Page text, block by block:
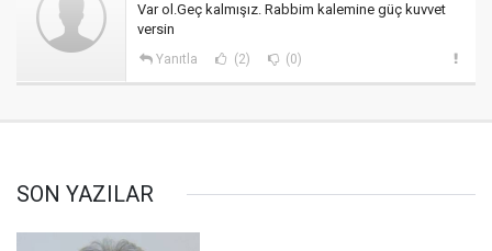
Var ol.Geç kalmışız. Rabbim kalemine güç kuvvet
versin
Yanıtla (2) (0)
SON YAZILAR